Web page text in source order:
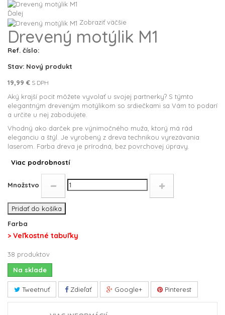
Ďalej
Zobraziť väčšie
Drevený motýlik M1
Ref. číslo:
Stav: Nový produkt
19,99 € S DPH
Aký krajší pocit môžete vyvolaťu svojej partnerky? S týmto
elegantným dreveným motýlikom so srdiečkami sa Vám to podarí
a určite u nej zabodujete
Vhodný ako darček pre výnimočného muža, ktorý má rád
eleganciu a štýl. Je vyrobený z dreva technikou vyrezávania
laserom. Farba dreva je prírodná, bez povrchovej úpravy.
Viac podrobností
Množstvo
Pridať do košíka
Farba
> Veľkostné tabuľky
38 produktov
Na sklade
Tweetnuť Zdieľať Google+ Pinterest